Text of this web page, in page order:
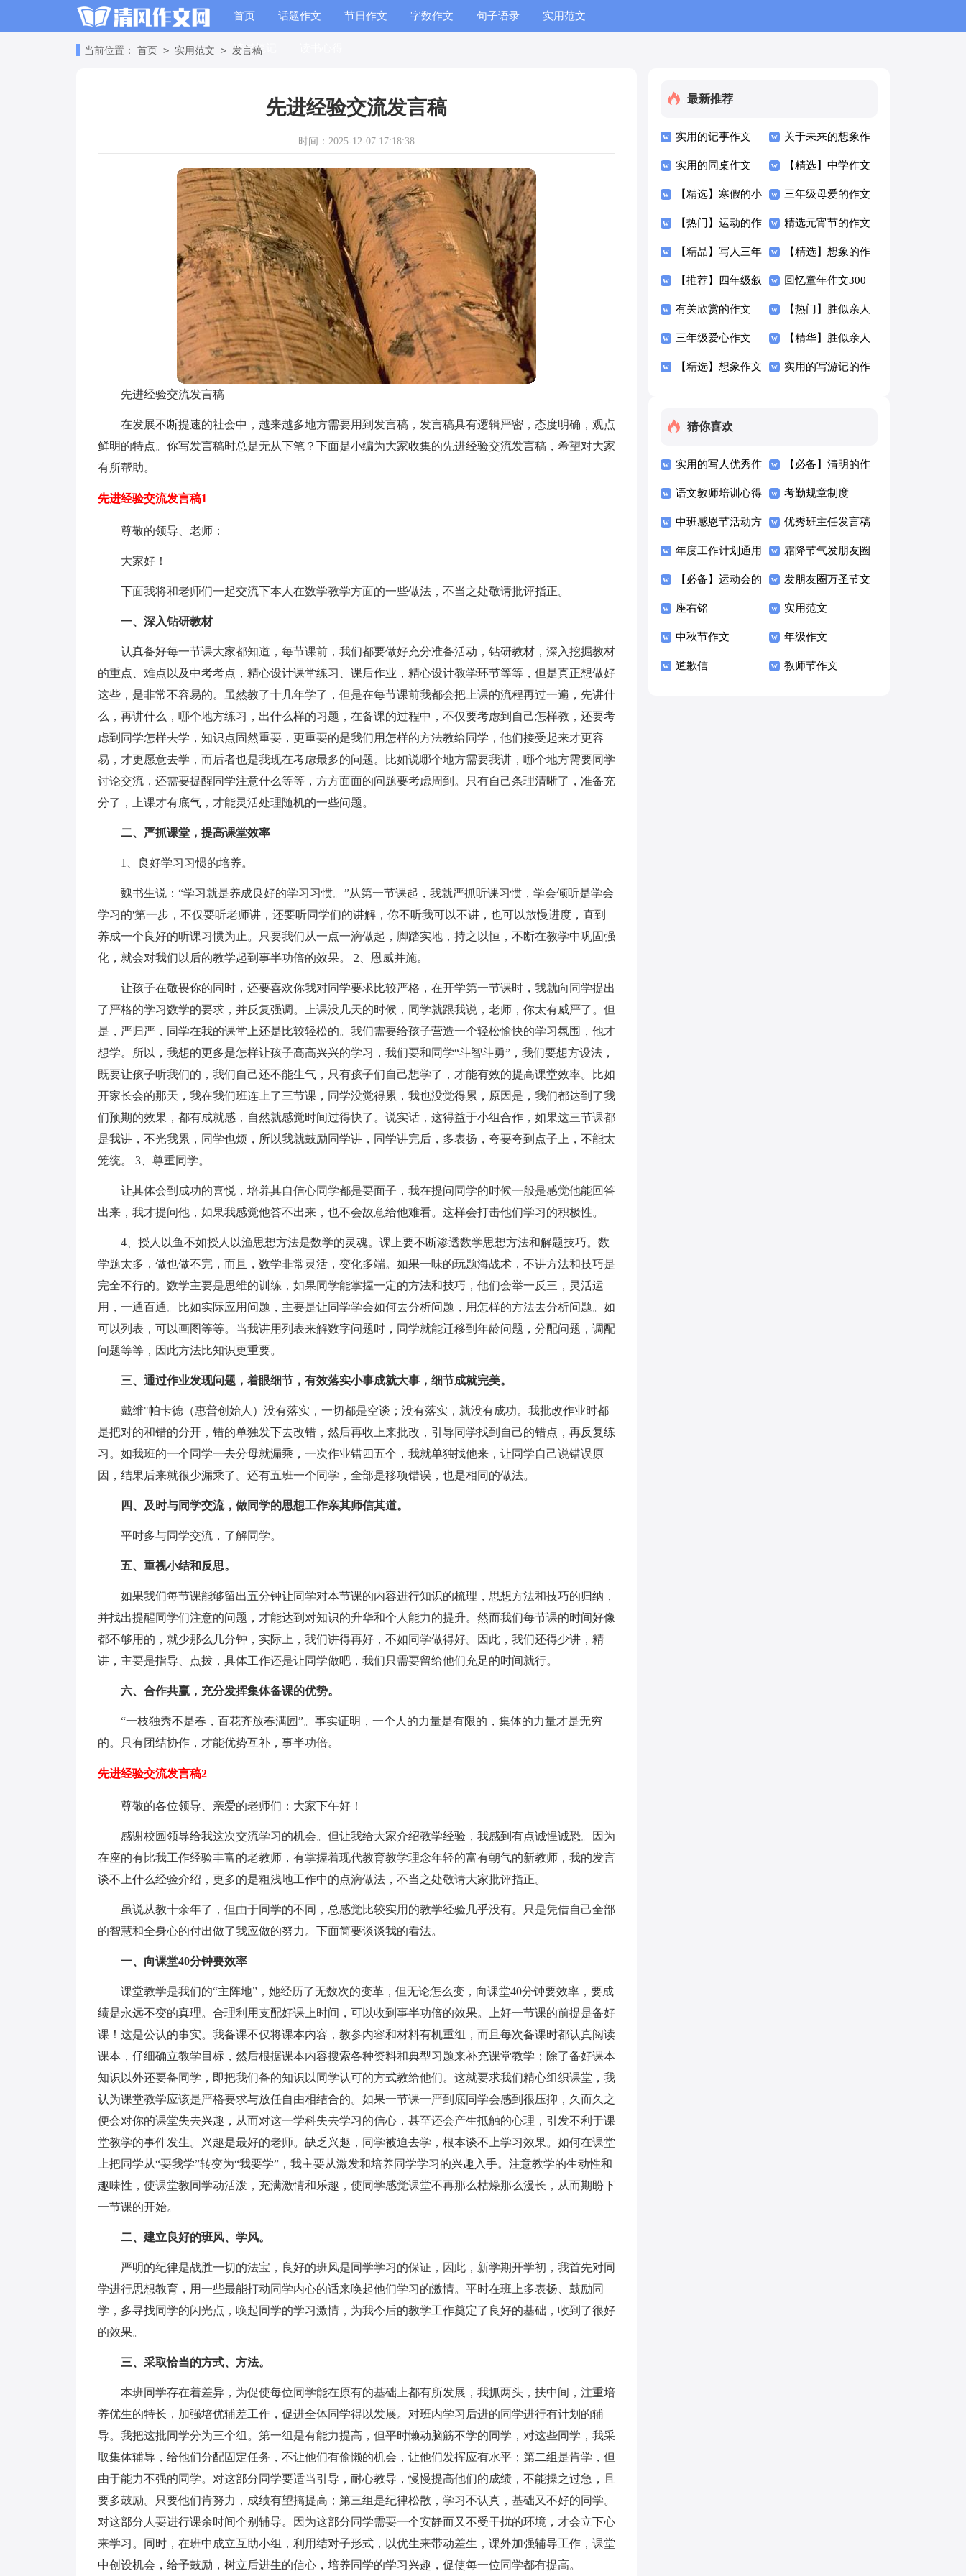
首页 话题作文 节日作文 字数作文 句子语录 实用范文
读书笔记
当前位置： 首页 > 实用范文 > 发言稿
先进经验交流发言稿
时间：2025-12-07 17:18:38
先进经验交流发言稿
在发展不断提速的社会中，越来越多地方需要用到发言稿，发言稿具有逻辑严密，态度明确，观点
鲜明的特点。你写发言稿时总是无从下笔？下面是小编为大家收集的先进经验交流发言稿，希望对大家
有所帮助。
先进经验交流发言稿1
尊敬的领导、老师：
大家好！
下面我将和老师们一起交流下本人在数学教学方面的一些做法，不当之处敬请批评指正。
一、深入钻研教材
认真备好每一节课大家都知道，每节课前，我们都要做好充分准备活动，钻研教材，深入挖掘教材
的重点、难点以及中考考点，精心设计课堂练习、课后作业，精心设计教学环节等等，但是真正想做好
这些，是非常不容易的。虽然教了十几年学了，但是在每节课前我都会把上课的流程再过一遍，先讲什
么，再讲什么，哪个地方练习，出什么样的习题，在备课的过程中，不仅要考虑到自己怎样教，还要考
虑到同学怎样去学，知识点固然重要，更重要的是我们用怎样的方法教给同学，他们接受起来才更容
易，才更愿意去学，而后者也是我现在考虑最多的问题。比如说哪个地方需要我讲，哪个地方需要同学
讨论交流，还需要提醒同学注意什么等等，方方面面的问题要考虑周到。只有自己条理清晰了，准备充
分了，上课才有底气，才能灵活处理随机的一些问题。
二、严抓课堂，提高课堂效率
1、良好学习习惯的培养。
魏书生说：“学习就是养成良好的学习习惯。”从第一节课起，我就严抓听课习惯，学会倾听是学会
学习的'第一步，不仅要听老师讲，还要听同学们的讲解，你不听我可以不讲，也可以放慢进度，直到
养成一个良好的听课习惯为止。只要我们从一点一滴做起，脚踏实地，持之以恒，不断在教学中巩固强
化，就会对我们以后的教学起到事半功倍的效果。 2、恩威并施。
让孩子在敬畏你的同时，还要喜欢你我对同学要求比较严格，在开学第一节课时，我就向同学提出
了严格的学习数学的要求，并反复强调。上课没几天的时候，同学就跟我说，老师，你太有威严了。但
是，严归严，同学在我的课堂上还是比较轻松的。我们需要给孩子营造一个轻松愉快的学习氛围，他才
想学。所以，我想的更多是怎样让孩子高高兴兴的学习，我们要和同学“斗智斗勇”，我们要想方设法，
既要让孩子听我们的，我们自己还不能生气，只有孩子们自己想学了，才能有效的提高课堂效率。比如
开家长会的那天，我在我们班连上了三节课，同学没觉得累，我也没觉得累，原因是，我们都达到了我
们预期的效果，都有成就感，自然就感觉时间过得快了。说实话，这得益于小组合作，如果这三节课都
是我讲，不光我累，同学也烦，所以我就鼓励同学讲，同学讲完后，多表扬，夸要夸到点子上，不能太
笼统。 3、尊重同学。
让其体会到成功的喜悦，培养其自信心同学都是要面子，我在提问同学的时候一般是感觉他能回答
出来，我才提问他，如果我感觉他答不出来，也不会故意给他难看。这样会打击他们学习的积极性。
4、授人以鱼不如授人以渔思想方法是数学的灵魂。课上要不断渗透数学思想方法和解题技巧。数
学题太多，做也做不完，而且，数学非常灵活，变化多端。如果一味的玩题海战术，不讲方法和技巧是
完全不行的。数学主要是思维的训练，如果同学能掌握一定的方法和技巧，他们会举一反三，灵活运
用，一通百通。比如实际应用问题，主要是让同学学会如何去分析问题，用怎样的方法去分析问题。如
可以列表，可以画图等等。当我讲用列表来解数字问题时，同学就能迁移到年龄问题，分配问题，调配
问题等等，因此方法比知识更重要。
三、通过作业发现问题，着眼细节，有效落实小事成就大事，细节成就完美。
戴维"帕卡德（惠普创始人）没有落实，一切都是空谈；没有落实，就没有成功。我批改作业时都
是把对的和错的分开，错的单独发下去改错，然后再收上来批改，引导同学找到自己的错点，再反复练
习。如我班的一个同学一去分母就漏乘，一次作业错四五个，我就单独找他来，让同学自己说错误原
因，结果后来就很少漏乘了。还有五班一个同学，全部是移项错误，也是相同的做法。
四、及时与同学交流，做同学的思想工作亲其师信其道。
平时多与同学交流，了解同学。
五、重视小结和反思。
如果我们每节课能够留出五分钟让同学对本节课的内容进行知识的梳理，思想方法和技巧的归纳，
并找出提醒同学们注意的问题，才能达到对知识的升华和个人能力的提升。然而我们每节课的时间好像
都不够用的，就少那么几分钟，实际上，我们讲得再好，不如同学做得好。因此，我们还得少讲，精
讲，主要是指导、点拨，具体工作还是让同学做吧，我们只需要留给他们充足的时间就行。
六、合作共赢，充分发挥集体备课的优势。
“一枝独秀不是春，百花齐放春满园”。事实证明，一个人的力量是有限的，集体的力量才是无穷
的。只有团结协作，才能优势互补，事半功倍。
先进经验交流发言稿2
尊敬的各位领导、亲爱的老师们：大家下午好！
感谢校园领导给我这次交流学习的机会。但让我给大家介绍教学经验，我感到有点诚惶诚恐。因为
在座的有比我工作经验丰富的老教师，有掌握着现代教育教学理念年轻的富有朝气的新教师，我的发言
谈不上什么经验介绍，更多的是粗浅地工作中的点滴做法，不当之处敬请大家批评指正。
虽说从教十余年了，但由于同学的不同，总感觉比较实用的教学经验几乎没有。只是凭借自己全部
的智慧和全身心的付出做了我应做的努力。下面简要谈谈我的看法。
一、向课堂40分钟要效率
课堂教学是我们的“主阵地”，她经历了无数次的变革，但无论怎么变，向课堂40分钟要效率，要成
绩是永远不变的真理。合理利用支配好课上时间，可以收到事半功倍的效果。上好一节课的前提是备好
课！这是公认的事实。我备课不仅将课本内容，教参内容和材料有机重组，而且每次备课时都认真阅读
课本，仔细确立教学目标，然后根据课本内容搜索各种资料和典型习题来补充课堂教学；除了备好课本
知识以外还要备同学，即把我们备的知识以同学认可的方式教给他们。这就要求我们精心组织课堂，我
认为课堂教学应该是严格要求与放任自由相结合的。如果一节课一严到底同学会感到很压抑，久而久之
便会对你的课堂失去兴趣，从而对这一学科失去学习的信心，甚至还会产生抵触的心理，引发不利于课
堂教学的事件发生。兴趣是最好的老师。缺乏兴趣，同学被迫去学，根本谈不上学习效果。如何在课堂
上把同学从“要我学”转变为“我要学”，我主要从激发和培养同学学习的兴趣入手。注意教学的生动性和
趣味性，使课堂教同学动活泼，充满激情和乐趣，使同学感觉课堂不再那么枯燥那么漫长，从而期盼下
一节课的开始。
二、建立良好的班风、学风。
严明的纪律是战胜一切的法宝，良好的班风是同学学习的保证，因此，新学期开学初，我首先对同
学进行思想教育，用一些最能打动同学内心的话来唤起他们学习的激情。平时在班上多表扬、鼓励同
学，多寻找同学的闪光点，唤起同学的学习激情，为我今后的教学工作奠定了良好的基础，收到了很好
的效果。
三、采取恰当的方式、方法。
本班同学存在着差异，为促使每位同学能在原有的基础上都有所发展，我抓两头，扶中间，注重培
养优生的特长，加强培优辅差工作，促进全体同学得以发展。对班内学习后进的同学进行有计划的辅
导。我把这批同学分为三个组。第一组是有能力提高，但平时懒动脑筋不学的同学，对这些同学，我采
取集体辅导，给他们分配固定任务，不让他们有偷懒的机会，让他们发挥应有水平；第二组是肯学，但
由于能力不强的同学。对这部分同学要适当引导，耐心教导，慢慢提高他们的成绩，不能操之过急，且
要多鼓励。只要他们肯努力，成绩有望搞提高；第三组是纪律松散，学习不认真，基础又不好的同学。
对这部分人要进行课余时间个别辅导。因为这部分同学需要一个安静而又不受干扰的环境，才会立下心
来学习。同时，在班中成立互助小组，利用结对子形式，以优生来带动差生，课外加强辅导工作，课堂
中创设机会，给予鼓励，树立后进生的信心，培养同学的学习兴趣，促使每一位同学都有提高。
最新推荐
实用的记事作文
300字四篇
关于未来的想象作
文300字四篇
实用的同桌作文
300字四篇
【精选】中学作文
300字合集4篇
【精选】寒假的小
学作文300字集合
六篇
三年级母爱的作文
300字4篇
【热门】运动的作
文300字集合八篇
精选元宵节的作文
300字4篇
【精品】写人三年
级作文300字汇编
九篇
【精选】想象的作
文300字汇总10篇
【推荐】四年级叙
事作文300字汇编
六篇
回忆童年作文300
字合集八篇
有关欣赏的作文
300字4篇
【热门】胜似亲人
作文300字锦集十
篇
三年级爱心作文
300字四篇
【精华】胜似亲人
作文300字锦集六
【精选】想象作文 实用的写游记的作
猜你喜欢
实用的写人优秀作
文300字四篇
【必备】清明的作
文300字4篇
语文教师培训心得
体会15篇
考勤规章制度
中班感恩节活动方
案
优秀班主任发言稿
年度工作计划通用
15篇
霜降节气发朋友圈
的励志文案（精选
100句）
【必备】运动会的
日记4篇
发朋友圈万圣节文
案（精选125句）
座右铭 实用范文
中秋节作文 年级作文
道歉信 教师节作文